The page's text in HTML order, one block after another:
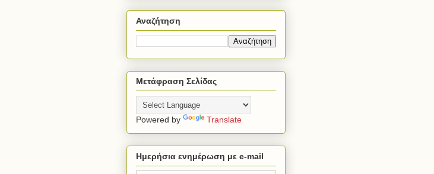
Αναζήτηση
Μετάφραση Σελίδας
Powered by Translate
Ημερήσια ενημέρωση με e-mail